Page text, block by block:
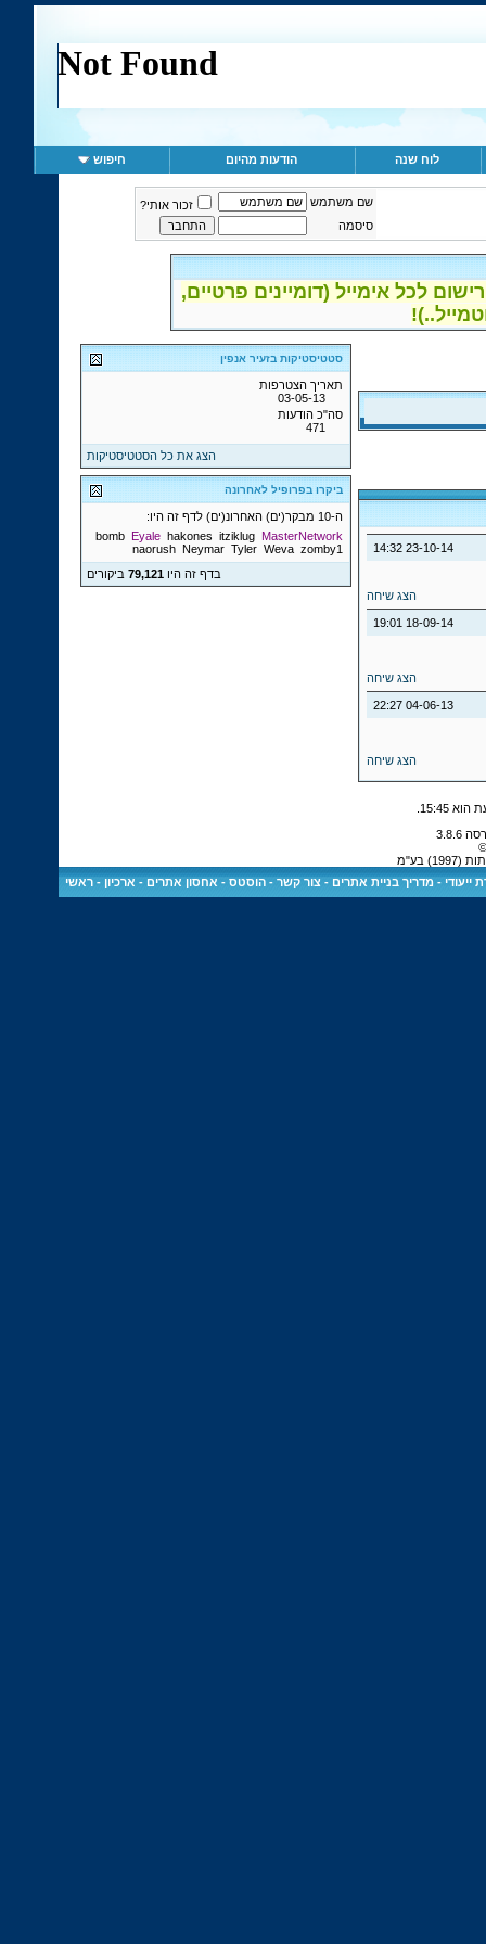
לוח שנה הודעות מהיום חיפוש
שם משתמש
זכור אותי?
סיסמה
לכל אימייל (דומיינים פרטיים,
23-10-14
14:32
הצג שיחה
18-09-14
19:01
הצג שיחה
04-06-13
22:27
הצג שיחה
סטטיסטיקות בזעיר אנפין
תאריך הצטרפות
03-05-13
סה"כ הודעות
471
הצג את כל הסטטיסטיקות
ביקרו בפרופיל לאחרונה
ה-10 מבקר(ים) האחרונ(ים) לדף זה היו:
bomb Eyale hakones itziklug MasterNetwork
naorush Neymar Tyler Weva zomby1
בדף זה היו79,121 ביקורים
15:45
בע"מ
ייעודי -מדריך בניית אתרים -צור קשר -הוסטס - אחסון אתרים - ארכיון -ראשי